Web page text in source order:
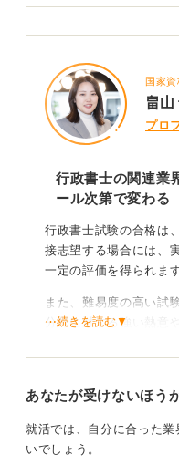
国家
畠山
プロ
行政書士の関連業
ール次第で変わる
行政書士試験の合格は
接志望する場合には、
一定の評価を得られます
また、難易度の高い試
分野に対する強い熱意
う
しかし、法務とは直接
⋯続きを読む▼
あなたが受けないほう
就活では、自分に合った
いでしょう。